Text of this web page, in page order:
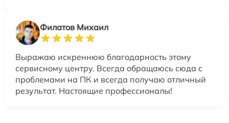
Филатов Михаил
Выражаю искреннюю благодарность этому
сервисному центру. Всегда обращаюсь сюда с
проблемами на ПК и всегда получаю отличный
результат. Настоящие профессионалы!